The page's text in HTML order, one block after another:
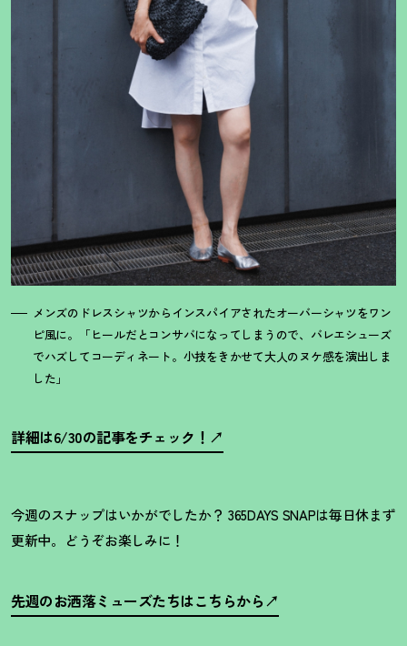
メンズのドレスシャツからインスパイアされたオーバーシャツをワン
ピ風に。「ヒールだとコンサバになってしまうので、バレエシューズ
でハズしてコーディネート。小技をきかせて大人のヌケ感を演出しま
した」
詳細は6/30の記事をチェック ！
今週のスナップはいかがでしたか？ 365DAYS SNAPは毎日休まず
更新中。どうぞお楽しみに ！
先週のお洒落ミューズたちはこちらから